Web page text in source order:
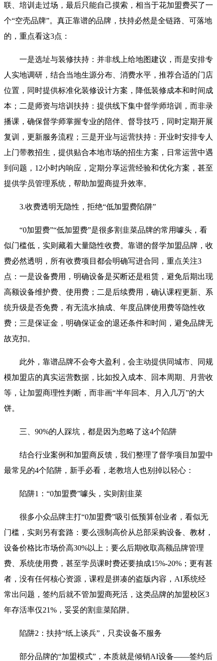
联、培训走过场，最后只能自己摸索，相当于花加盟费买了一
个“空壳品牌”。真正靠谱的品牌，扶持必然是全链路、可落地
的，重点看这3点：
一是选址与装修扶持：并非线上给地图建议，而是安排专
人实地调研，结合当地生源分布、消费水平，推荐合适的门店
位置，同时提供标准化装修设计方案，降低装修成本和时间成
本；二是师资与培训扶持：提供线下集中督学师培训，而非录
播课，确保督学师掌握专业的陪伴、督导技巧，同时定期开展
复训，更新服务流程；三是开业与运营扶持：开业时安排专人
上门带教招生，提供贴合本地市场的招生方案，日常运营中遇
到问题，12小时内响应，定期分享运营经验和优化方案，甚至
提供学员管理系统，帮助加盟商提升效率。
3.收费透明无隐性，拒绝“低加盟费陷阱”
“0加盟费”“低加盟费”是很多割韭菜品牌的常用噱头，看
似门槛低，实则藏着大量隐性收费。靠谱的督学加盟品牌，收
费必然透明，所有收费项目都会明确写进合同，重点关注3
点：一是设备费用，明确设备是买断还是租赁，避免后期出现
高额设备维护费、使用费；二是后续费用，确认课程更新、系
统升级是否免费，有无流水抽成、年度品牌使用费等隐性收
费；三是保证金，明确保证金的退还条件和时间，避免品牌无
故克扣。
此外，靠谱品牌不会夸大盈利，会主动提供同城市、同规
模加盟店的真实运营数据，比如投入成本、回本周期、月营收
等，让加盟商理性判断，而非画“半年回本、月入几万”的大
饼。
三、90%的人踩坑，都是因为忽略了这4个陷阱
结合行业案例和加盟商反馈，我们整理了督学项目加盟中
最常见的4个陷阱，新手必看，老教培人也别掉以轻心：
陷阱1：“0加盟费”噱头，实则割韭菜
很多小众品牌主打“0加盟费”吸引低预算创业者，看似无
门槛，实则另有套路：要么强制高价从总部采购设备、教材，
设备价格比市场价高30%以上；要么后期收取高额品牌管理
费、系统使用费，甚至学员课时费还要抽成15%-20%；更有甚
者，没有任何核心资源，课程是拼凑的盗版内容，AI系统经
常出问题，签约后就不管加盟商死活，这类品牌的加盟校区3
年存活率仅21%，妥妥的割韭菜陷阱。
陷阱2：扶持“纸上谈兵”，只卖设备不服务
部分品牌的“加盟模式”，本质就是倾销AI设备——签约后